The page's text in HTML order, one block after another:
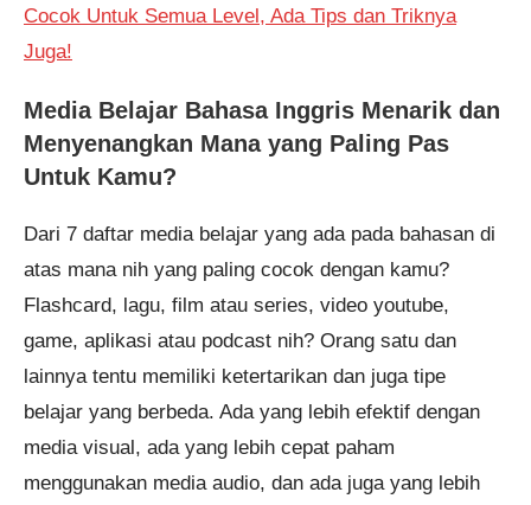
Cocok Untuk Semua Level, Ada Tips dan Triknya
Juga!
Media Belajar Bahasa Inggris Menarik dan
Menyenangkan Mana yang Paling Pas
Untuk Kamu?
Dari 7 daftar media belajar yang ada pada bahasan di
atas mana nih yang paling cocok dengan kamu?
Flashcard, lagu, film atau series, video youtube,
game, aplikasi atau podcast nih? Orang satu dan
lainnya tentu memiliki ketertarikan dan juga tipe
belajar yang berbeda. Ada yang lebih efektif dengan
media visual, ada yang lebih cepat paham
menggunakan media audio, dan ada juga yang lebih